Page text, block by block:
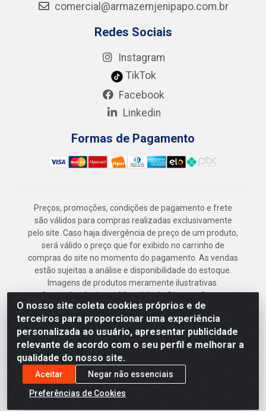
O nosso site coleta cookies próprios e de
terceiros para proporcionar uma experiência
personalizada ao usuário, apresentar publicidade
relevante de acordo com o seu perfil e melhorar a
qualidade do nosso site.
Aceitar
Negar não essenciais
Preferências de Cookies
comercial@armazemjenipapo.com.br
Redes Sociais
Instagram
TikTok
Facebook
Linkedin
Formas de Pagamento
Preços, promoções, condições de pagamento e frete
são válidos para compras realizadas exclusivamente
pelo site. Caso haja divergência de preço de um produto,
será válido o preço que for exibido no carrinho de
compras do site no momento do pagamento. As vendas
estão sujeitas a análise e disponibilidade do estoque.
Imagens de produtos meramente ilustrativas.
Armazém Jenipapo Materiais de Construção em
Geral LTDA - Rua das Flores, 2691 - Guabiraba,
Recife/PE - CEP 52.291-630 - CNPJ
41.097.379/0001-